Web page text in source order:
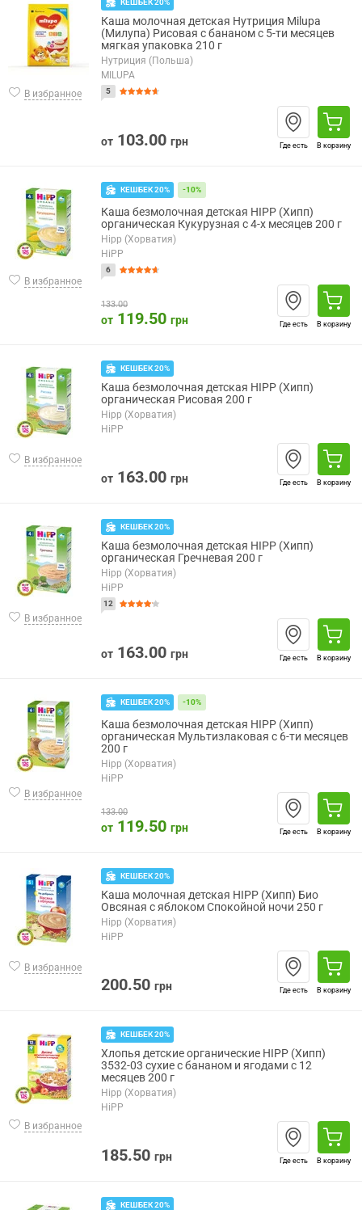
В избранное
Каша молочная детская Нутриция Milupa
(Милупа) Рисовая с бананом с 5-ти месяцев
мягкая упаковка 210 г
Нутриция (Польша)
MILUPA
5
от 103.00 грн Где есть В корзину
В избранное
КЕШБЕК 20% -10%
Каша безмолочная детская HIPP (Хипп)
органическая Кукурузная с 4-х месяцев 200 г
Hipp (Хорватия)
HiPP
6
133.00
от 119.50 грн Где есть В корзину
В избранное
КЕШБЕК 20%
Каша безмолочная детская HIPP (Хипп)
органическая Рисовая 200 г
Hipp (Хорватия)
HiPP
от 163.00 грн Где есть В корзину
В избранное
КЕШБЕК 20%
Каша безмолочная детская HIPP (Хипп)
органическая Гречневая 200 г
Hipp (Хорватия)
HiPP
12
от 163.00 грн Где есть В корзину
В избранное
КЕШБЕК 20% -10%
Каша безмолочная детская HIPP (Хипп)
органическая Мультизлаковая с 6-ти месяцев
200 г
Hipp (Хорватия)
HiPP
133.00
от 119.50 грн Где есть В корзину
В избранное
КЕШБЕК 20%
Каша молочная детская HIPP (Хипп) Био
Овсяная с яблоком Спокойной ночи 250 г
Hipp (Хорватия)
HiPP
200.50 грн Где есть В корзину
В избранное
КЕШБЕК 20%
Хлопья детские органические HIPP (Хипп)
3532-03 сухие с бананом и ягодами с 12
месяцев 200 г
Hipp (Хорватия)
HiPP
185.50 грн Где есть В корзину
КЕШБЕК 20%